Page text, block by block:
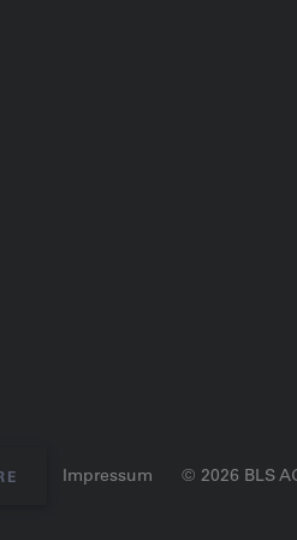
Impressum © 2026 BLS